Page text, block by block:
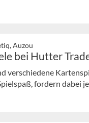
Auzou
bei Hutter
verschiedene
fordern dabei